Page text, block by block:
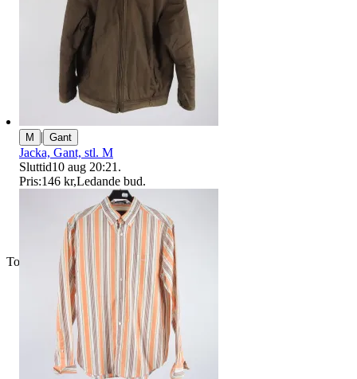
Toppsäljare
M | Gant
Jacka, Gant, stl. M
Sluttid10 aug 20:21 .
Pris:146 kr,Ledande bud.